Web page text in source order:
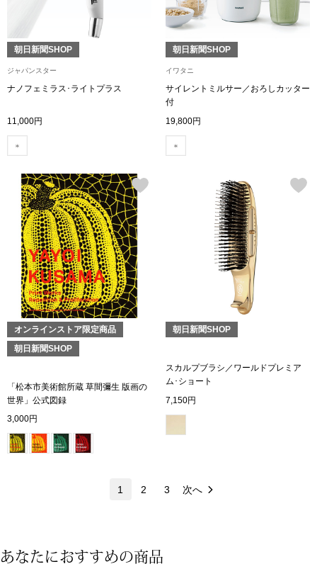
イヤリング／
帽子
マフラー／ス
スカーフ／ス
手袋
朝日新聞SHOP
ジャパンスター
ナノフェミラス･ライトプラス
11,000円
朝日新聞SHOP
イワタニ
サイレントミルサー／おろしカッター
付
19,800円
オンラインストア限定商品
朝日新聞SHOP
「松本市美術館所蔵 草間彌生 版画の
世界」公式図録
3,000円
朝日新聞SHOP
スカルプブラシ／ワールドプレミア
ム･ショート
7,150円
1 2 3 次へ
あなたにおすすめの商品